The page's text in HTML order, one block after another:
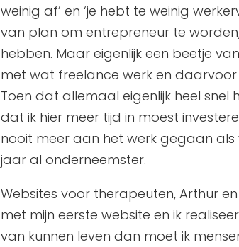
weinig af’ en ‘je hebt te weinig
van plan om entrepreneur te
hebben. Maar eigenlijk een beetje
met wat freelance werk en daarvoor
Toen dat allemaal eigenlijk heel
dat ik hier meer tijd in moest
nooit meer aan het werk gegaan als
jaar al onderneemster.
Websites voor therapeuten, Arthur
met mijn eerste website en ik
van kunnen leven dan moet ik